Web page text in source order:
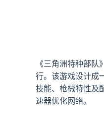
《三角洲特种部
行。该游戏设计成
技能、枪械特性及
速器优化网络。